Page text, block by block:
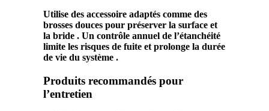
Utilise des accessoire adaptés comme des
brosses douces pour préserver la surface et
la bride . Un contrôle annuel de l’étanchéité
limite les risques de fuite et prolonge la durée
de vie du système .
Produits recommandés pour
l’entretien